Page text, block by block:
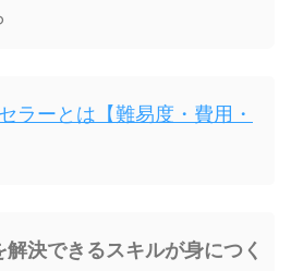
ラーとは【難易度・費用・
決できるスキルが身につく